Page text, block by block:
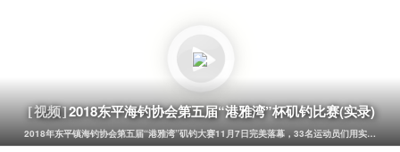
[视频]2018东平海钓协会第五届“港雅湾”杯矶钓比赛(实录)
2018年东平镇海钓协会第五届“港雅湾”矶钓大赛11月7日完美落幕，33名运动员们用实力，用